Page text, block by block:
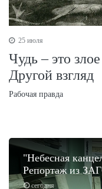
25 июля
Чудь – это
Другой взгляд
Рабочая правда
сегодня
"Небесная
Репортаж из